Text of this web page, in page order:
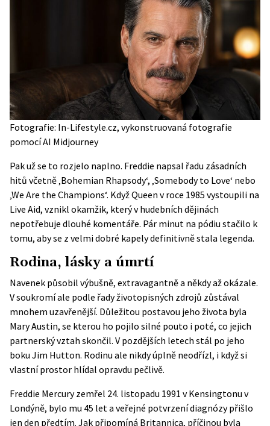
Fotografie: In-Lifestyle.cz, vykonstruovaná fotografie
pomocí AI Midjourney
Pak už se to rozjelo naplno. Freddie napsal řadu zásadních
hitů včetně ‚Bohemian Rhapsody‘, ‚Somebody to Love‘ nebo
‚We Are the Champions‘. Když Queen v roce 1985 vystoupili na
Live Aid, vznikl okamžik, který v hudebních dějinách
nepotřebuje dlouhé komentáře. Pár minut na pódiu stačilo k
tomu, aby se z velmi dobré kapely definitivně stala legenda.
Rodina, lásky a úmrtí
Navenek působil výbušně, extravagantně a někdy až okázale.
V soukromí ale podle řady životopisných zdrojů zůstával
mnohem uzavřenější. Důležitou postavou jeho života byla
Mary Austin, se kterou ho pojilo silné pouto i poté, co jejich
partnerský vztah skončil. V pozdějších letech stál po jeho
boku Jim Hutton. Rodinu ale nikdy úplně neodřízl, i když si
vlastní prostor hlídal opravdu pečlivě.
Freddie Mercury zemřel 24. listopadu 1991 v Kensingtonu v
Londýně, bylo mu 45 let a veřejné potvrzení diagnózy přišlo
jen den předtím. Jak připomíná Britannica, příčinou byla